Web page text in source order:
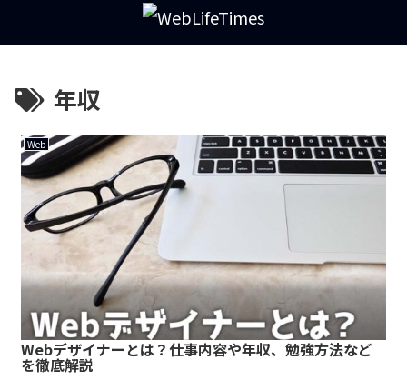
年収
Web
Webデザイナーとは？仕事内容や年収、勉強方法など
を徹底解説